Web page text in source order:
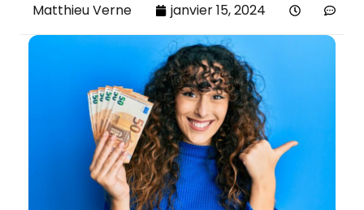
Matthieu Verne janvier 15, 2024